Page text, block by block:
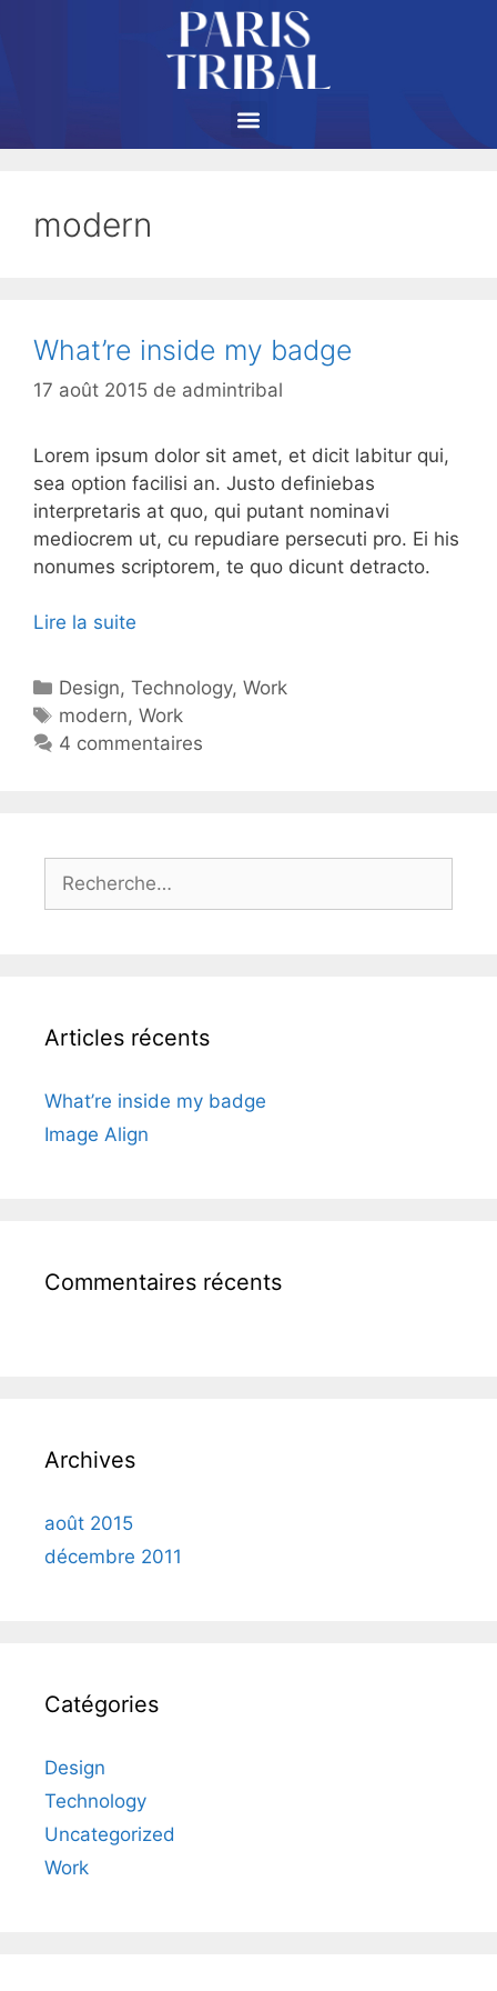
modern
What’re inside my badge
17 août 2015 de admintribal
Lorem ipsum dolor sit amet, et dicit labitur qui,
sea option facilisi an. Justo definiebas
interpretaris at quo, qui putant nominavi
mediocrem ut, cu repudiare persecuti pro. Ei his
nonumes scriptorem, te quo dicunt detracto.
Lire la suite
Design,Technology,Work
modern,Work
4 commentaires
Articles récents
What’re inside my badge
Image Align
Commentaires récents
Archives
août 2015
décembre 2011
Catégories
Design
Technology
Uncategorized
Work